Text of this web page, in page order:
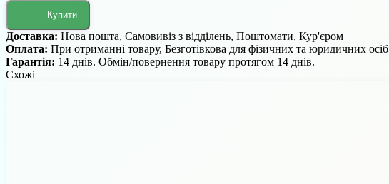
Купити
Доставка: Нова пошта, Самовивіз з відділень, Поштомати, Кур'єром
Оплата: При отриманні товару, Безготівкова для фізичних та юридичних осіб
Гарантія: 14 днів. Обмін/повернення товару протягом 14 днів.
Схожі